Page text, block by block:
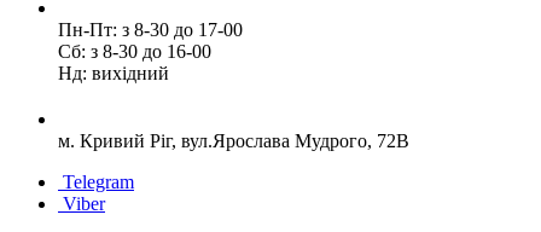
Пн-Пт: з 8-30 до 17-00
Сб: з 8-30 до 16-00
Нд: вихідний
м. Кривий Ріг, вул.Ярослава Мудрого, 72В
Telegram
Viber